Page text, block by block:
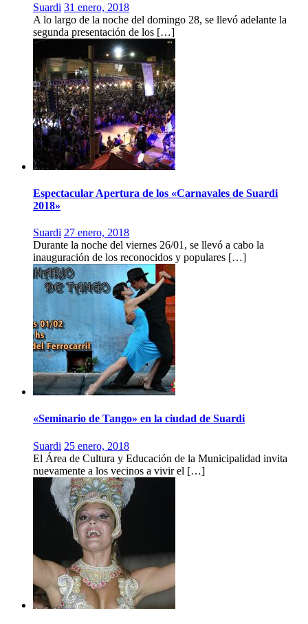
Suardi 31 enero, 2018
A lo largo de la noche del domingo 28, se llevó adelante la
segunda presentación de los […]
Espectacular Apertura de los «Carnavales de Suardi
2018»
Suardi 27 enero, 2018
Durante la noche del viernes 26/01, se llevó a cabo la
inauguración de los reconocidos y populares […]
«Seminario de Tango» en la ciudad de Suardi
Suardi 25 enero, 2018
El Área de Cultura y Educación de la Municipalidad invita
nuevamente a los vecinos a vivir el […]